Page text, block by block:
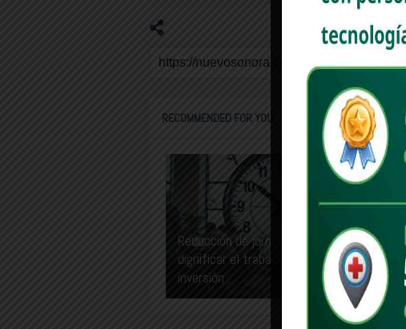
RECOMMENDED FOR YOU
Reducción de jornada: el reto de
dignificar el trabajo sin frenar la
inversión